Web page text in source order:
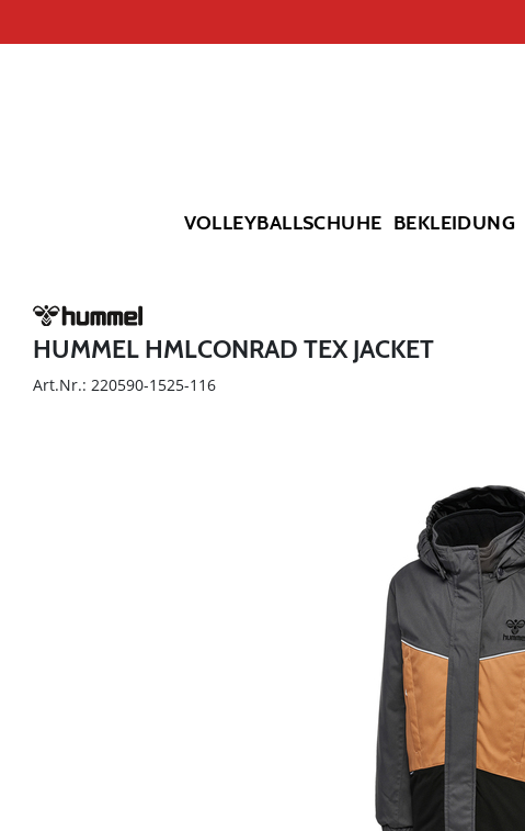
VOLLEYBALLSCHUHE BEKLEIDUNG
HUMMEL HMLCONRAD TEX JACKET
Art.Nr.: 220590-1525-116